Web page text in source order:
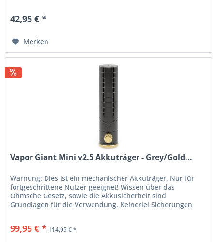
42,95 € *
Merken
Vapor Giant Mini v2.5 Akkuträger - Grey/Gold...
Warnung: Dies ist ein mechanischer Akkuträger. Nur für
fortgeschrittene Nutzer geeignet! Wissen über das
Ohmsche Gesetz, sowie die Akkusicherheit sind
Grundlagen für die Verwendung. Keinerlei Sicherungen
99,95 € * 114,95 € *